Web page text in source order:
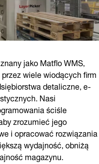
jako Matflo WMS,
wiele wiodących firm
detaliczne, e-
Nasi
ściśle
zrozumieć jego
i opracować rozwiązania
wydajność, obniżą
magazynu.